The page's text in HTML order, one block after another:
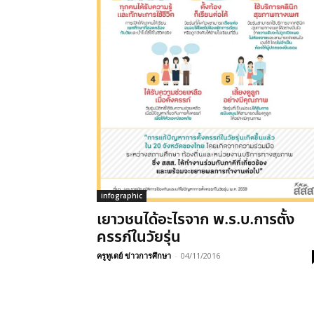
infographic
เยาวชนได้อะไรจาก พ.ร.บ.การตั้ง
ครรภ์ในวัยรุ่น
ครูทูเดย์ ข่าวการศึกษา - 04/11/2016